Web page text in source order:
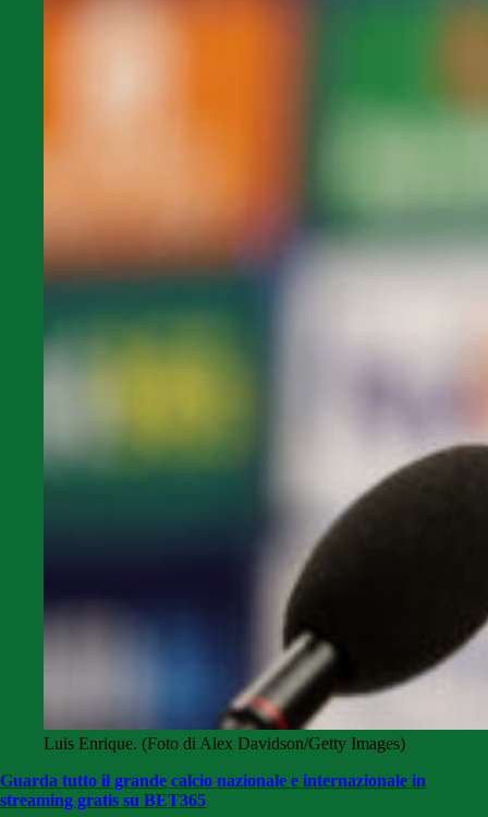
Luis Enrique. (Foto di Alex Davidson/Getty Images)
Guarda tutto il grande calcio nazionale e internazionale in
streaming gratis su BET365